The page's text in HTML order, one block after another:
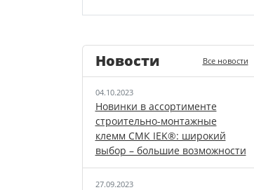
Новости Все новости
04.10.2023
Новинки в ассортименте
строительно-монтажные
клемм СМК IEK®: широкий
выбор – большие возможности
27.09.2023